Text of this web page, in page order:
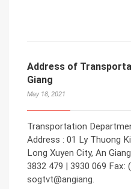
Address of
Giang
May 18, 2021
Transportation
Address : 01 Ly Thuong
Long Xuyen City, An
3832 479 | 3930 069 Fax:
sogtvt@angiang.